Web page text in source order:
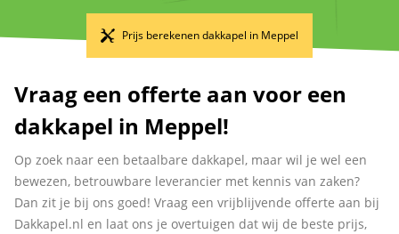
Prijs berekenen dakkapel in Meppel
Vraag een offerte aan voor een
dakkapel in Meppel!
Op zoek naar een betaalbare dakkapel, maar wil je wel een
bewezen, betrouwbare leverancier met kennis van zaken?
Dan zit je bij ons goed! Vraag een vrijblijvende offerte aan bij
Dakkapel.nl en laat ons je overtuigen dat wij de beste prijs,